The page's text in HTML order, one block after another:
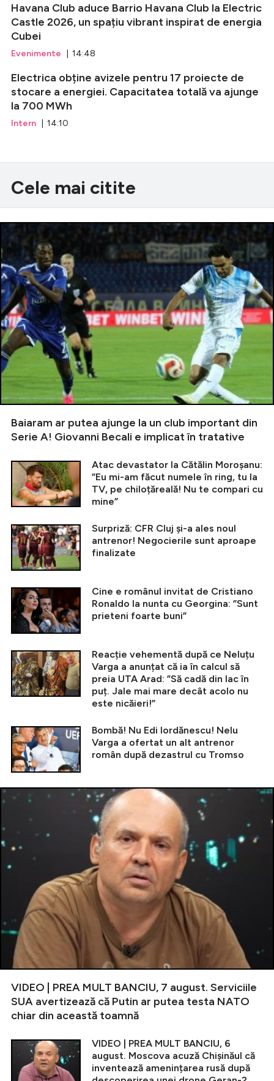
Havana Club aduce Barrio Havana Club la Electric
Castle 2026, un spațiu vibrant inspirat de energia
Cubei
Evenimente | 14:48
Electrica obține avizele pentru 17 proiecte de
stocare a energiei. Capacitatea totală va ajunge
la 700 MWh
Intern | 14:10
Cele mai citite
Baiaram ar putea ajunge la un club important din
Serie A! Giovanni Becali e implicat în tratative
Atac devastator la Cătălin Moroșanu:
”Eu mi-am făcut numele în ring, tu la
TV, pe chiloțăreală! Nu te compari cu
mine”
Surpriză: CFR Cluj și-a ales noul
antrenor! Negocierile sunt aproape
finalizate
Cine e românul invitat de Cristiano
Ronaldo la nunta cu Georgina: ”Sunt
prieteni foarte buni”
Reacție vehementă după ce Neluțu
Varga a anunțat că ia în calcul să
preia UTA Arad: ”Să cadă din lac în
puț. Jale mai mare decât acolo nu
este nicăieri!”
Bombă! Nu Edi Iordănescu! Nelu
Varga a ofertat un alt antrenor
român după dezastrul cu Tromso
VIDEO | PREA MULT BANCIU, 7 august. Serviciile
SUA avertizează că Putin ar putea testa NATO
chiar din această toamnă
VIDEO | PREA MULT BANCIU, 6
august. Moscova acuză Chișinăul că
inventează amenințarea rusă după